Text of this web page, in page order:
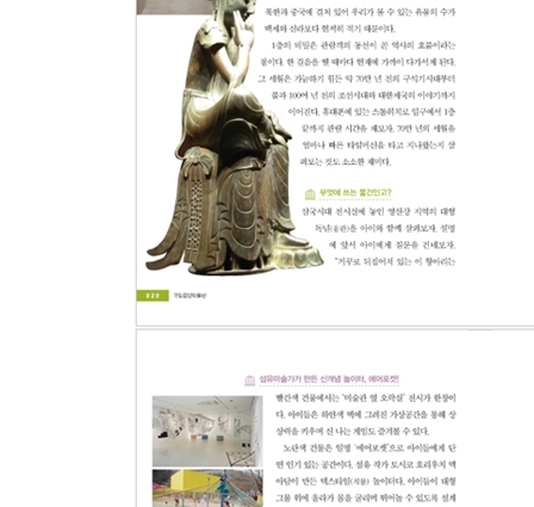
부록 2. 뚜벅뚜벅 걸어서 즐기는 ‘지하철로 갈 수 있
부록 3. 아이가 박물관 여행 일기를 쓸 수 있는 ‘뮤